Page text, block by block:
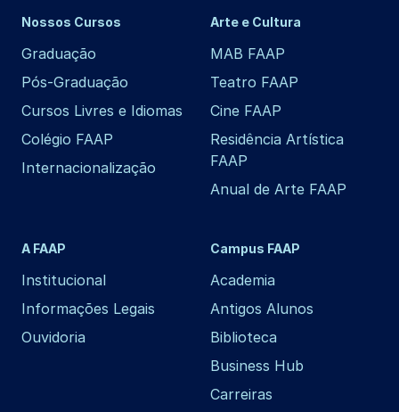
Nossos Cursos
Graduação
Pós-Graduação
Cursos Livres e Idiomas
Colégio FAAP
Internacionalização
Arte e Cultura
MAB FAAP
Teatro FAAP
Cine FAAP
Residência Artística
FAAP
Anual de Arte FAAP
A FAAP
Institucional
Informações Legais
Ouvidoria
Campus FAAP
Academia
Antigos Alunos
Biblioteca
Business Hub
Carreiras